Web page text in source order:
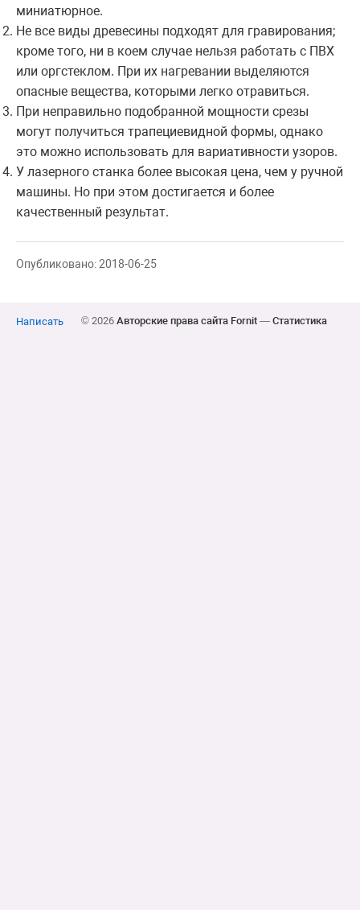
миниатюрное.
Не все виды древесины подходят для гравирования;
кроме того, ни в коем случае нельзя работать с ПВХ
или оргстеклом. При их нагревании выделяются
опасные вещества, которыми легко отравиться.
При неправильно подобранной мощности срезы
могут получиться трапециевидной формы, однако
это можно использовать для вариативности узоров.
У лазерного станка более высокая цена, чем у ручной
машины. Но при этом достигается и более
качественный результат.
Опубликовано: 2018-06-25
Написать © 2026 Авторские права сайта Fornit— Статистика